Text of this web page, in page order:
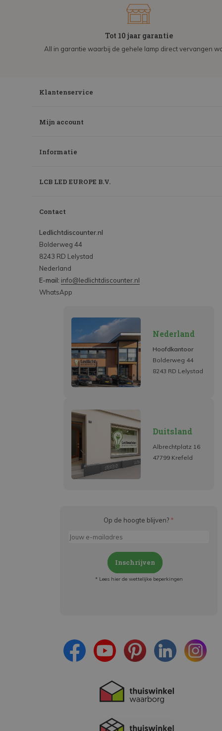
Tot 10 jaar garantie
All in garantie waarbij de gehele lamp direct vervangen
Klantenservice
Mijn account
Informatie
LCB LED EUROPE B.V.
Contact
Ledlichtdiscounter.nl
Bolderweg 44
8243 RD Lelystad
Nederland
E-mail: info@ledlichtdiscounter.nl
WhatsApp
Nederland
Hoofdkantoor
Bolderweg 44
8243 RD Lelystad
Duitsland
Albrechtplatz 16
47799 Krefeld
Op de hoogte blijven? *
Inschrijven
* Lees hier de wettelijke beperkingen